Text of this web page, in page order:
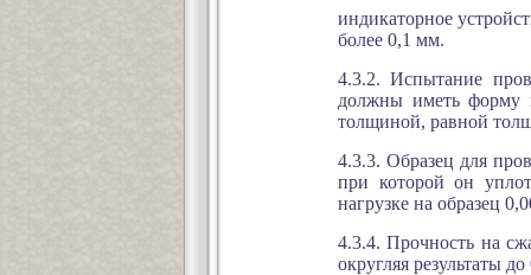
индикаторное
более 0,1 мм.
4.3.2. Испытание
должны иметь форму
толщиной, равной
4.3.3. Образец для
при которой он
нагрузке на образец
4.3.4. Прочность на
округляя результаты